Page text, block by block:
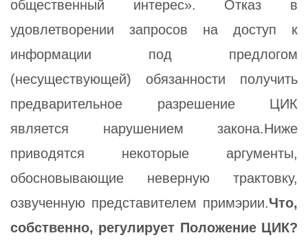
общественный интерес». Отказ в
удовлетворении запросов на доступ к
информации под предлогом
(несуществующей) обязанности получить
предварительное разрешение ЦИК
является нарушением закона.Ниже
приводятся некоторые аргументы,
обосновывающие неверную трактовку,
озвученную представителем примэрии.Что,
собственно, регулирует Положение ЦИК?